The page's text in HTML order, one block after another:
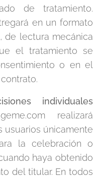
de tratamiento.
en un formato
de lectura mecánica
el tratamiento se
o en el
individuales
realizará
usuarios únicamente
la celebración o
haya obtenido
del titular. En todos